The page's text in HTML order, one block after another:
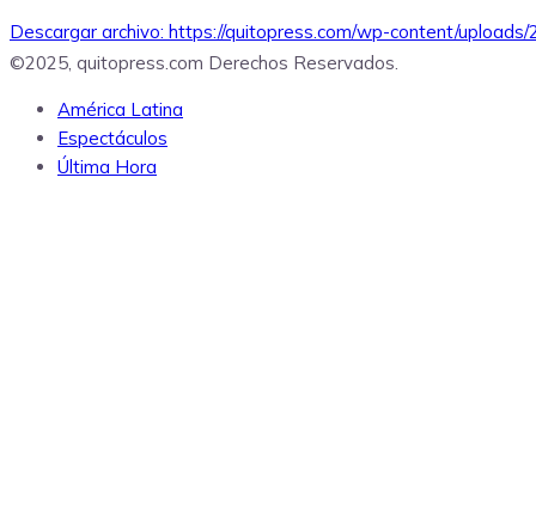
Descargar archivo: https://quitopress.com/wp-content/
00:00
©2025, quitopress.com Derechos Reservados.
América Latina
Espectáculos
Última Hora